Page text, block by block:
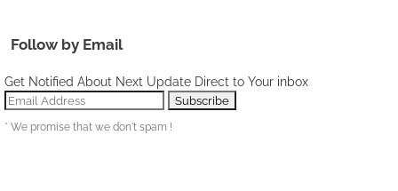
Follow by Email
Get Notified About Next Update Direct to Your inbox
* We promise that we don't spam !